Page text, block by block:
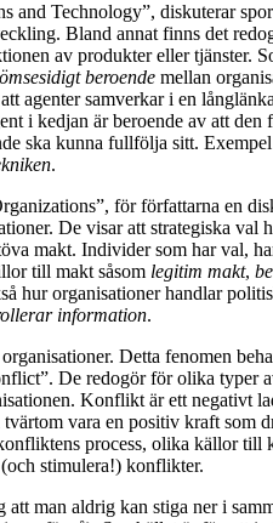
and Technology”, diskuterar
Bland annat finns det
av produkter eller tjänster.
ömsesidigt beroende mellan
agenter samverkar i en
i kedjan är beroende av att
ska kunna fullfölja sitt.
.
för författarna en
De visar att strategiska val
makt. Individer som har val,
till makt såsom legitim makt,
hur organisationer handlar
information.
Detta fenomen
De redogör för olika typer
Konflikt är ett negativt
vara en positiv kraft som
process, olika källor till
stimulera!) konflikter.
man aldrig kan stiga ner i